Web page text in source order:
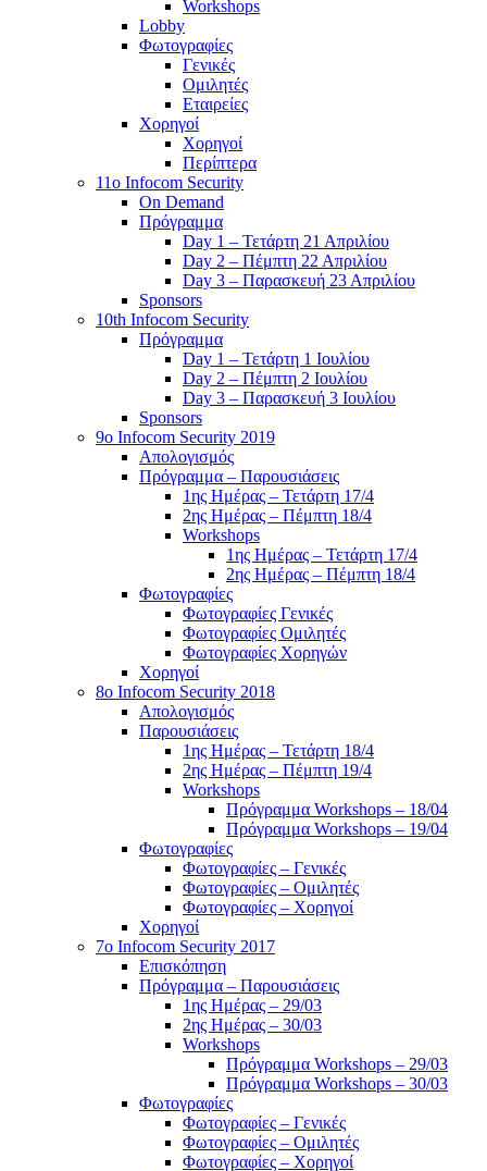
Workshops
Lobby
Φωτογραφίες
Γενικές
Ομιλητές
Εταιρείες
Χορηγοί
Χορηγοί
Περίπτερα
11o Infocom Security
On Demand
Πρόγραμμα
Day 1 – Τετάρτη 21 Απριλίου
Day 2 – Πέμπτη 22 Απριλίου
Day 3 – Παρασκευή 23 Απριλίου
Sponsors
10th Infocom Security
Πρόγραμμα
Day 1 – Τετάρτη 1 Ιουλίου
Day 2 – Πέμπτη 2 Ιουλίου
Day 3 – Παρασκευή 3 Ιουλίου
Sponsors
9ο Infocom Security 2019
Απολογισμός
Πρόγραμμα – Παρουσιάσεις
1ης Ημέρας – Τετάρτη 17/4
2ης Ημέρας – Πέμπτη 18/4
Workshops
1ης Ημέρας – Τετάρτη 17/4
2ης Ημέρας – Πέμπτη 18/4
Φωτογραφίες
Φωτογραφίες Γενικές
Φωτογραφίες Ομιλητές
Φωτογραφίες Χορηγών
Χορηγοί
8ο Infocom Security 2018
Απολογισμός
Παρουσιάσεις
1ης Ημέρας – Τετάρτη 18/4
2ης Ημέρας – Πέμπτη 19/4
Workshops
Πρόγραμμα Workshops – 18/04
Πρόγραμμα Workshops – 19/04
Φωτογραφίες
Φωτογραφίες – Γενικές
Φωτογραφίες – Ομιλητές
Φωτογραφίες – Χορηγοί
Χορηγοί
7o Infocom Security 2017
Επισκόπηση
Πρόγραμμα – Παρουσιάσεις
1ης Ημέρας – 29/03
2ης Ημέρας – 30/03
Workshops
Πρόγραμμα Workshops – 29/03
Πρόγραμμα Workshops – 30/03
Φωτογραφίες
Φωτογραφίες – Γενικές
Φωτογραφίες – Ομιλητές
Φωτογραφίες – Χορηγοί